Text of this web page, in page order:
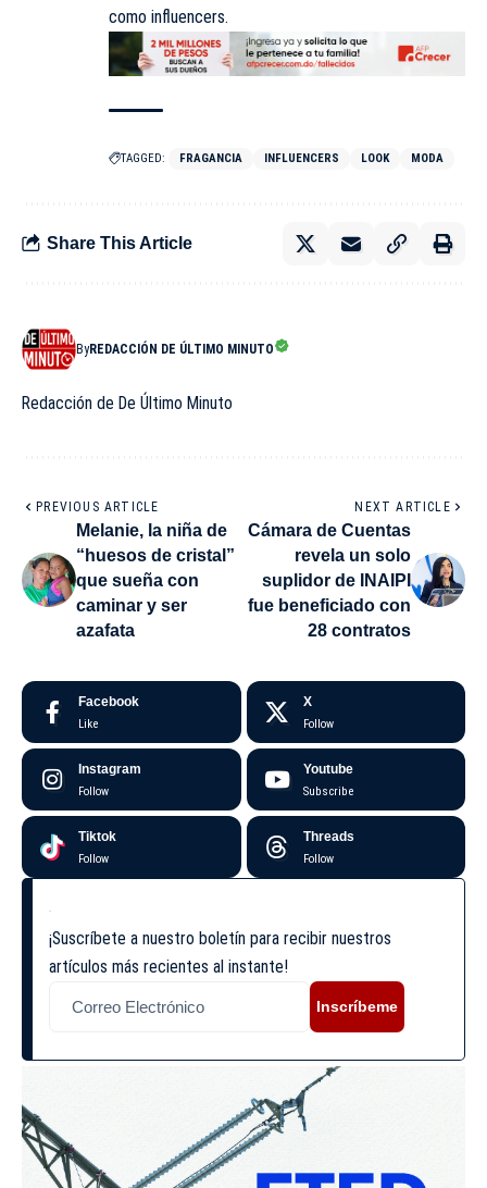
como influencers.
TAGGED: FRAGANCIA INFLUENCERS LOOK MODA
Share This Article
ByREDACCIÓN DE ÚLTIMO MINUTO
Redacción de De Último Minuto
PREVIOUS ARTICLE
Melanie, la niña de
“huesos de cristal”
que sueña con
caminar y ser
azafata
NEXT ARTICLE
Cámara de Cuentas
revela un solo
suplidor de INAIPI
fue beneficiado con
28 contratos
Facebook
Like
X
Follow
Instagram
Follow
Youtube
Subscribe
Tiktok
Follow
Threads
Follow
¡Suscríbete a nuestro boletín para recibir nuestros
artículos más recientes al instante!
Inscríbeme